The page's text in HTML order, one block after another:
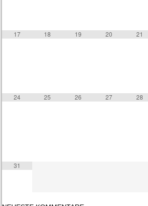
17 18 19 20 21
24 25 26 27 28
31